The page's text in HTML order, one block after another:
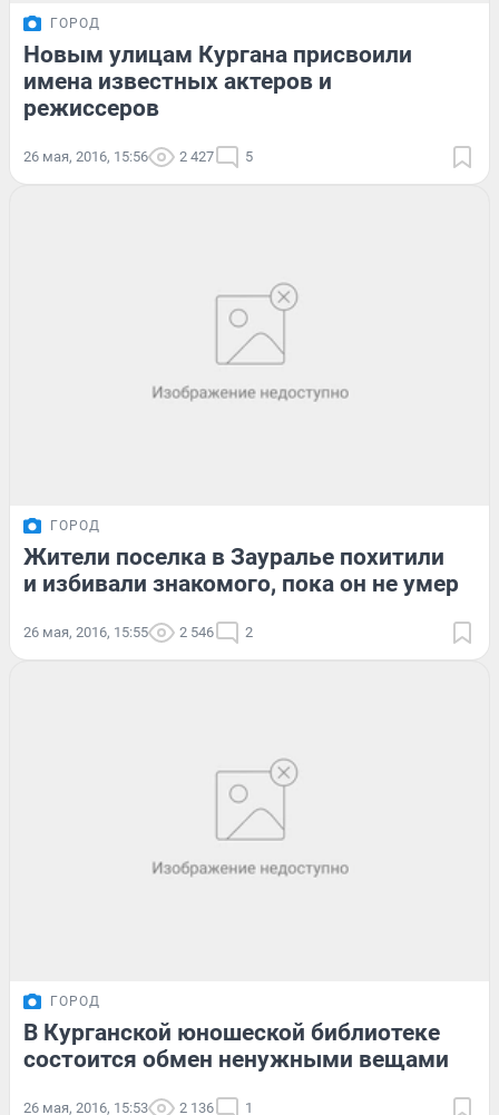
ГОРОД
Новым улицам Кургана присвоили
имена известных актеров и
режиссеров
26 мая, 2016, 15:56 2 427 5
ГОРОД
Жители поселка в Зауралье похитили
и избивали знакомого, пока он не умер
26 мая, 2016, 15:55 2 546 2
ГОРОД
В Курганской юношеской библиотеке
состоится обмен ненужными вещами
26 мая, 2016, 15:53 2 136 1